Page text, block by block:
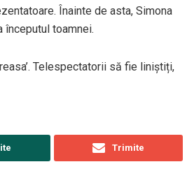
Înainte de asta, Simona
toamnei.
Telespectatorii să fie liniștiți,
Trimite